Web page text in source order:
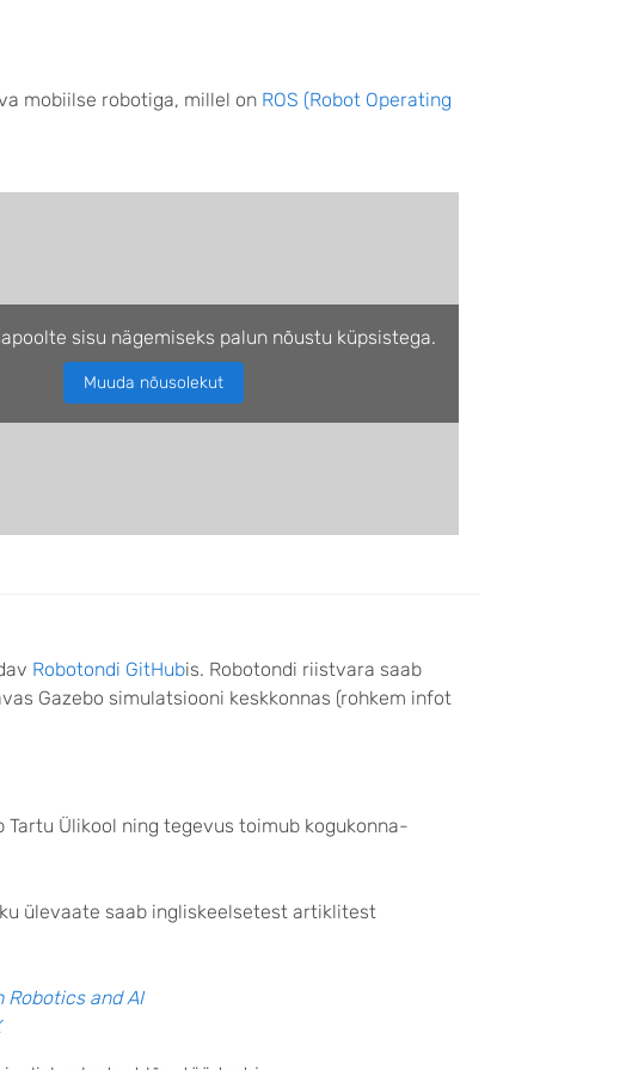
mobiilse robotiga, millel on ROS (Robot Operating
sisu nägemiseks palun nõustu küpsistega.
Muuda nõusolekut
Robotondi GitHubis. Robotondi riistvara saab
Gazebo simulatsiooni keskkonnas (rohkem infot
Ülikool ning tegevus toimub kogukonna-
ülevaate saab ingliskeelsetest artiklitest
Robotics and AI